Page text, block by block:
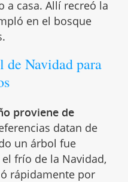
a casa. Allí recreó la
en el bosque
Navidad para
proviene de
datan de
un árbol fue
frío de la Navidad,
rápidamente por